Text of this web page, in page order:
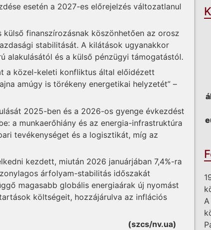
esetén a 2027-es előrejelzés változatlanul
finanszírozásnak köszönhetően az orosz
stabilitását. A kilátások ugyanakkor
alakulásától és a külső pénzügyi támogatástól.
a közel-keleti konfliktus által előidézett
amúgy is törékeny energetikai helyzetét” –
2025-ben és a 2026-os gyenge évkezdést
a munkaerőhiány és az energia-infrastruktúra
tevékenységet és a logisztikát, míg az
kezdett, miután 2026 januárjában 7,4%-ra
árfolyam-stabilitás időszakát
magasabb globális energiaárak új nyomást
költségeit, hozzájárulva az inflációs
(szcs/nv.ua)